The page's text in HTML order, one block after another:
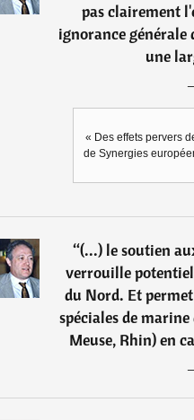
pas clairement
ignorance générale
une
« Des effets pervers
de Synergies
“(...) le soutien
verrouille
du Nord. Et
spéciales de
Meuse, Rhin) en